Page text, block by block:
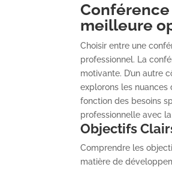
Conférence
meilleure
Choisir entre une
professionnel. La
motivante. D’un autre
explorons les
fonction des besoins
professionnelle avec
Objectifs
Comprendre les
matière de